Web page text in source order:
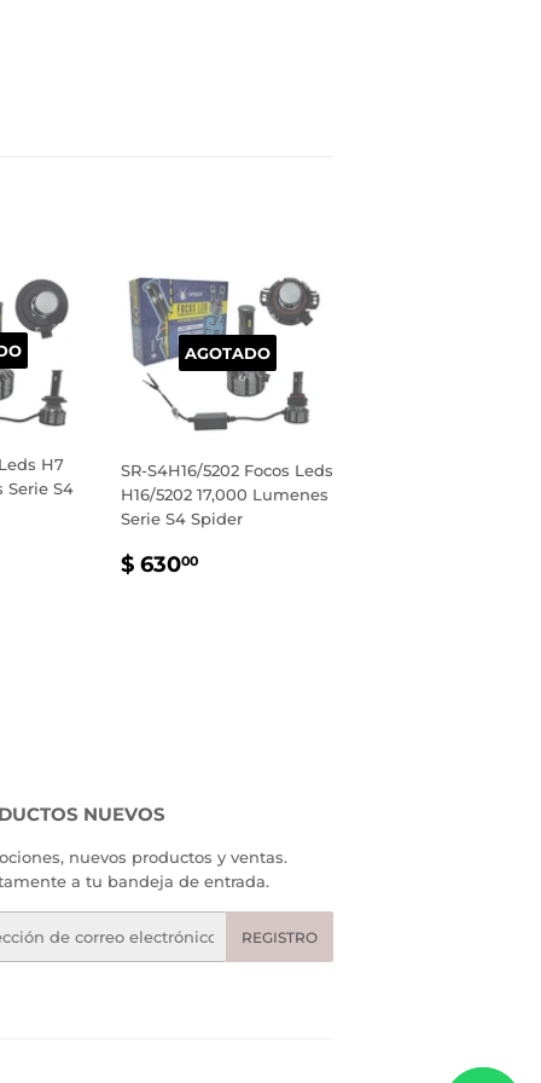
H7
Serie S4
AGOTADO
SR-S4H16/5202 Focos Leds
H16/5202 17,000 Lumenes
Serie S4 Spider
PRECIO
$ 63000
NUEVOS
nuevos productos y ventas.
a tu bandeja de entrada.
REGISTRO